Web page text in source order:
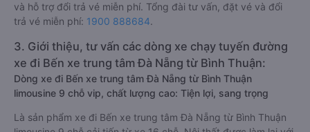
và hỗ trợ đổi trả vé miễn phí. Tổng đài tư vấn, đặt vé và đổi
trả vé miễn phí: 1900 888684.
3. Giới thiệu, tư vấn các dòng xe chạy tuyến đường
xe đi Bến xe trung tâm Đà Nẵng từ Bình Thuận:
Dòng xe đi Bến xe trung tâm Đà Nẵng từ Bình Thuận
limousine 9 chỗ vip, chất lượng cao: Tiện lợi, sang trọng
Là sản phẩm xe đi Bến xe trung tâm Đà Nẵng từ Bình Thuận